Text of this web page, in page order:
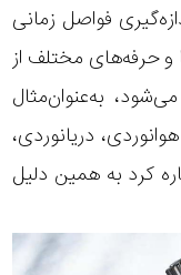
فواصل زمانی
و حرفه‌های مختلف از
به‌عنوان‌مثال
دریانوردی،
کرد به همین دلیل